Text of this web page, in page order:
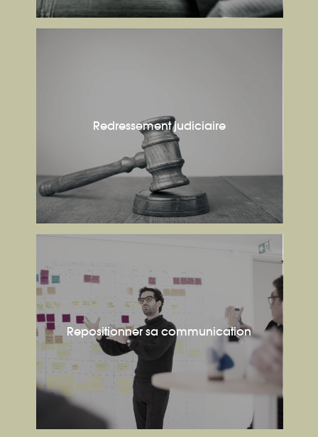
Redressement judiciaire
Repositionner sa communication